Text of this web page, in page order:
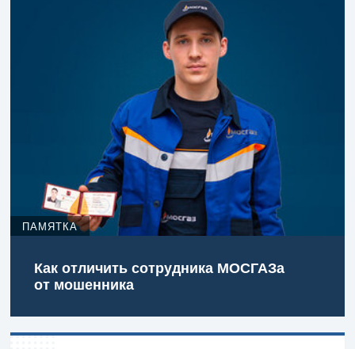
ПАМЯТКА
Как отличить сотрудника МОСГАЗа
от мошенника